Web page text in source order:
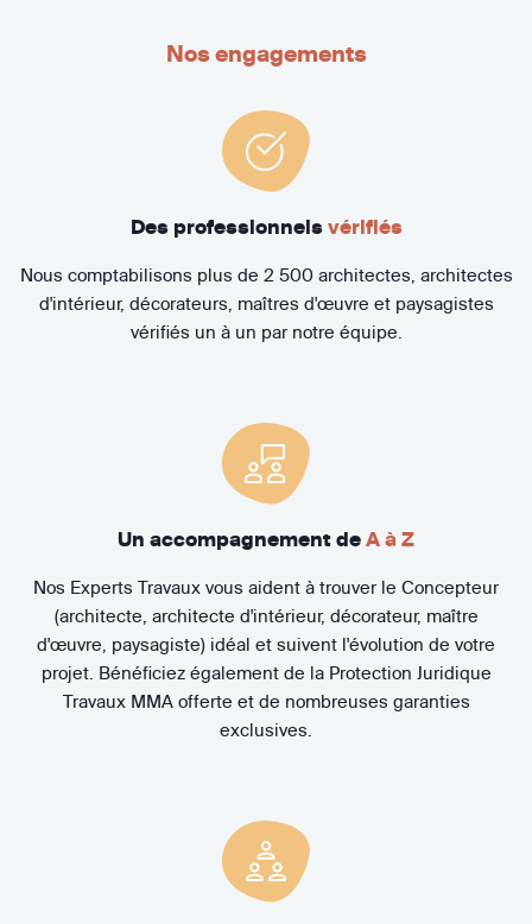
Nos engagements
Des professionnels vérifiés
Nous comptabilisons plus de 2 500 architectes, architectes
d'intérieur, décorateurs, maîtres d'œuvre et paysagistes
vérifiés un à un par notre équipe.
Un accompagnement de A à Z
Nos Experts Travaux vous aident à trouver le Concepteur
(architecte, architecte d'intérieur, décorateur, maître
d'œuvre, paysagiste) idéal et suivent l'évolution de votre
projet. Bénéficiez également de la Protection Juridique
Travaux MMA offerte et de nombreuses garanties
exclusives.